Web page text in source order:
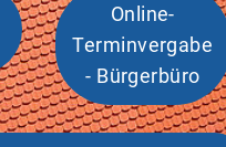
Online-
Terminvergabe
- Bürgerbüro